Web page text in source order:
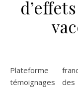
Plateforme francophone de recensement des
témoignages